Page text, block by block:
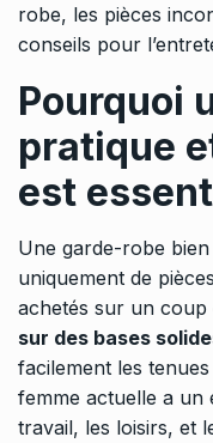
robe, les pièces
conseils pour
Pourquoi
pratique
est
Une garde-robe
uniquement de
achetés sur un coup
sur des bases
facilement les
femme actuelle a un
travail, les loisirs, et